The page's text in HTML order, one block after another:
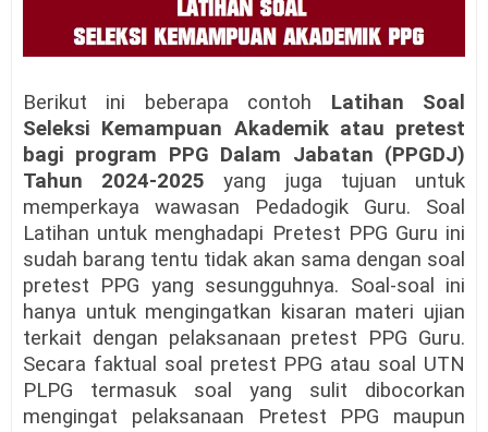
Berikut ini beberapa contoh
Latihan Soal
Seleksi Kemampuan Akademik atau pretest
bagi program PPG Dalam Jabatan (PPGDJ)
Tahun 2024-2025
yang juga tujuan untuk
memperkaya wawasan Pedadogik Guru. Soal
Latihan untuk menghadapi Pretest PPG Guru ini
sudah barang tentu tidak akan sama dengan soal
pretest PPG yang sesungguhnya. Soal-soal ini
hanya untuk mengingatkan kisaran materi ujian
terkait dengan pelaksanaan pretest PPG Guru.
Secara faktual soal pretest PPG atau soal UTN
PLPG termasuk soal yang sulit dibocorkan
mengingat pelaksanaan Pretest PPG maupun